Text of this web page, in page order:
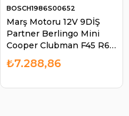
Marş Motoru 12V 9DİŞ
Partner Berlingo Mini
Cooper Clubman F45 R60
| BOSCH 1986S00652
BOSCH1986S00652
₺7.288,86